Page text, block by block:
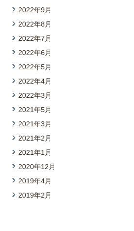
2022年9月
2022年8月
2022年7月
2022年6月
2022年5月
2022年4月
2022年3月
2021年5月
2021年3月
2021年2月
2021年1月
2020年12月
2019年4月
2019年2月